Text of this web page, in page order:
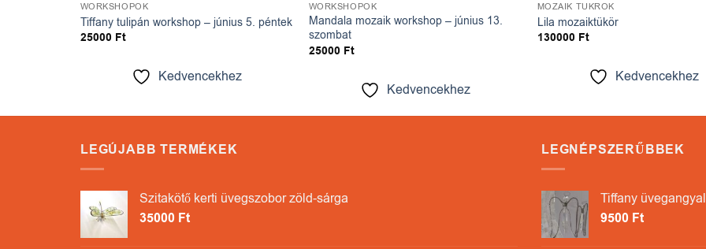
WORKSHOPOK
Tiffany tulipán workshop – június 5. péntek
25000 Ft
Kedvencekhez
WORKSHOPOK
Mandala mozaik workshop – június 13.
szombat
25000 Ft
Kedvencekhez
MOZAIK TÜKRÖK
Lila mozaiktükör
130000 Ft
Kedvencekhez
LEGÚJABB TERMÉKEK
Szitakötő kerti üvegszobor zöld-sárga
35000 Ft
LEGNÉPSZERŰBBEK
Tiffany üvegangyal
9500 Ft